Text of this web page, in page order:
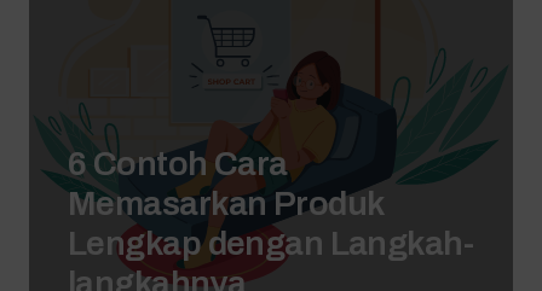
6 Contoh Cara
Memasarkan Produk
Lengkap dengan Langkah-
langkahnya